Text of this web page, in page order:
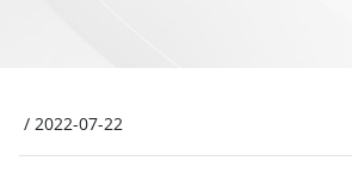
/ 2022-07-22